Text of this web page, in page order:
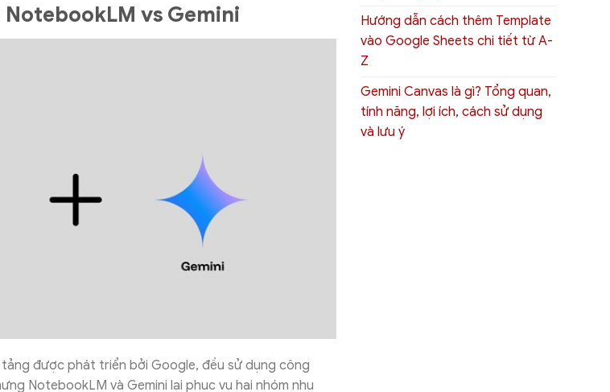
NotebookLM vs Gemini
tảng được phát triển bởi Google, đều sử dụng công
NotebookLM và Gemini lại phục vụ hai nhóm nhu
Hướng dẫn cách thêm Template
vào Google Sheets chi tiết từ A-
Z
Gemini Canvas là gì? Tổng quan,
tính năng, lợi ích, cách sử dụng
và lưu ý